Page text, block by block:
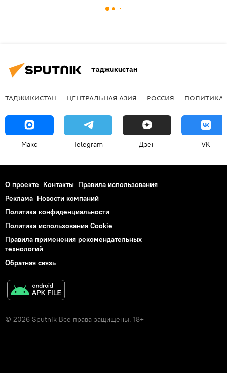
Таджикистан
ТАДЖИКИСТАН ЦЕНТРАЛЬНАЯ АЗИЯ РОССИЯ ПОЛИТИКА
Макс Telegram Дзен VK
О проекте Контакты Правила использования
Реклама Новости компаний
Политика конфиденциальности
Политика использования Cookie
Правила применения рекомендательных
технологий
Обратная связь
© 2026 Sputnik Все права защищены. 18+